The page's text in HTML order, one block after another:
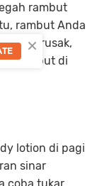
rambut
rambut Anda
rusak,
rambut di
lotion di pagi
sinar
×